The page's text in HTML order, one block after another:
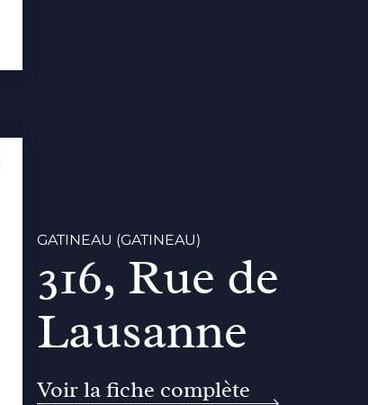
GATINEAU (GATINEAU)
316, Rue de
Lausanne
Voir la fiche complète